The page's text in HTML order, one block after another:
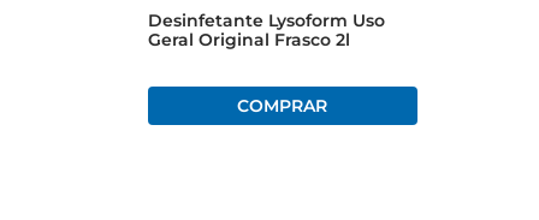
Desinfetante Lysoform Uso
Geral Original Frasco 2l